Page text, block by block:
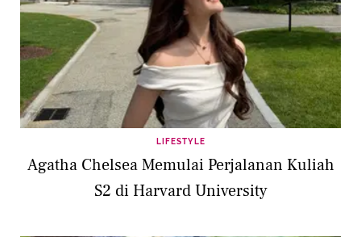
LIFESTYLE
Agatha Chelsea Memulai Perjalanan Kuliah
S2 di Harvard University